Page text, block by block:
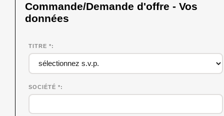
Commande/Demande d'offre - Vos
données
TITRE *
SOCIÉTÉ*